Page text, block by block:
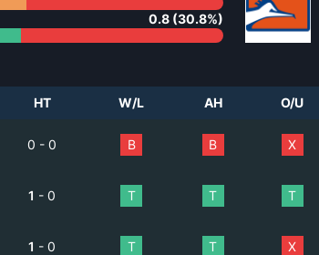
0.8 (30.8%)
HT W/L AH O/U
0 - 0 B B X
1 - 0 T T T
1 - 0 T T X